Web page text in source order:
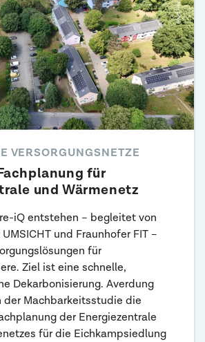
VERSORGUNGSNETZE
für
und Wärmenetz
iQ entstehen – begleitet von
und Fraunhofer FIT –
für
Ziel ist eine schnelle,
Dekarbonisierung. Averdung
der Machbarkeitsstudie die
der Energiezentrale
für die Eichkampsiedlung